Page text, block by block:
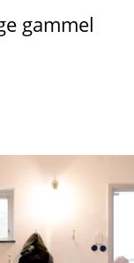
gammel